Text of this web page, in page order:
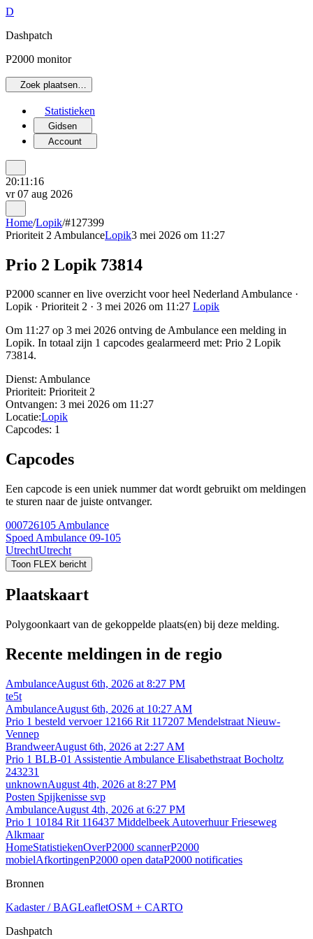
D
Dashpatch
P2000 monitor
Zoek plaatsen…
Statistieken
Gidsen
Account
20:11:16
vr 07 aug 2026
Home/Lopik/#127399
Prioriteit 2 AmbulanceLopik3 mei 2026 om 11:27
Prio 2 Lopik 73814
P2000 scanner en live overzicht voor heel Nederland Ambulance ·
Lopik · Prioriteit 2 · 3 mei 2026 om 11:27 Lopik
Om 11:27 op 3 mei 2026 ontving de Ambulance een melding in
Lopik. In totaal zijn 1 capcodes gealarmeerd met: Prio 2 Lopik
73814.
Dienst: Ambulance
Prioriteit: Prioriteit 2
Ontvangen: 3 mei 2026 om 11:27
Locatie:Lopik
Capcodes: 1
Capcodes
Een capcode is een uniek nummer dat wordt gebruikt om meldingen
te sturen naar de juiste ontvanger.
000726105 Ambulance
Spoed Ambulance 09-105
UtrechtUtrecht
Toon FLEX bericht
Plaatskaart
Polygoonkaart van de gekoppelde plaats(en) bij deze melding.
Recente meldingen in de regio
AmbulanceAugust 6th, 2026 at 8:27 PM
te5t
AmbulanceAugust 6th, 2026 at 10:27 AM
Prio 1 besteld vervoer 12166 Rit 117207 Mendelstraat Nieuw-
Vennep
BrandweerAugust 6th, 2026 at 2:27 AM
Prio 1 BLB-01 Assistentie Ambulance Elisabethstraat Bocholtz
243231
unknownAugust 4th, 2026 at 8:27 PM
Posten Spijkenisse svp
AmbulanceAugust 4th, 2026 at 6:27 PM
Prio 1 10184 Rit 116437 Middelbeek Autoverhuur Frieseweg
Alkmaar
HomeStatistiekenOverP2000 scannerP2000
mobielAfkortingenP2000 open dataP2000 notificaties
Bronnen
Kadaster / BAGLeafletOSM + CARTO
Dashpatch